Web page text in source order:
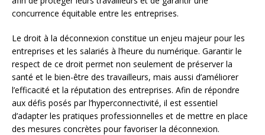
concurrence équitable entre les entreprises.
Le droit à la déconnexion constitue un enjeu majeur pour les
entreprises et les salariés à l’heure du numérique. Garantir le
respect de ce droit permet non seulement de préserver la
santé et le bien-être des travailleurs, mais aussi d’améliorer
l’efficacité et la réputation des entreprises. Afin de répondre
aux défis posés par l’hyperconnectivité, il est essentiel
d’adapter les pratiques professionnelles et de mettre en place
des mesures concrètes pour favoriser la déconnexion.